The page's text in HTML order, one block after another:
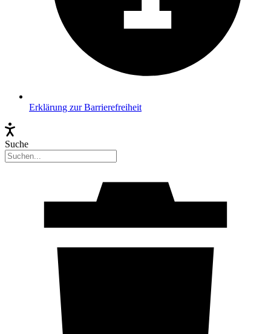
Erklärung zur Barrierefreiheit
Suche